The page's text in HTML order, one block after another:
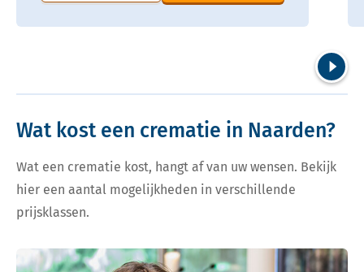
Wat kost een crematie in Naarden?
Wat een crematie kost, hangt af van uw wensen. Bekijk
hier een aantal mogelijkheden in verschillende
prijsklassen.
Bekijk tarieven voor crematie